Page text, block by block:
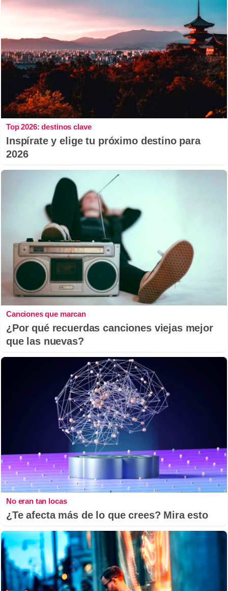
Top 2026: destinos clave
Inspírate y elige tu próximo destino para
2026
Canciones que marcan
¿Por qué recuerdas canciones viejas mejor
que las nuevas?
No eran tan locas
¿Te afecta más de lo que crees? Mira esto